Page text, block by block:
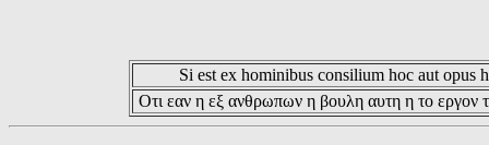
Si est ex hominibus consilium hoc aut opus
Οτι εαν η εξ ανθρωπων η βουλη αυτη η το εργον